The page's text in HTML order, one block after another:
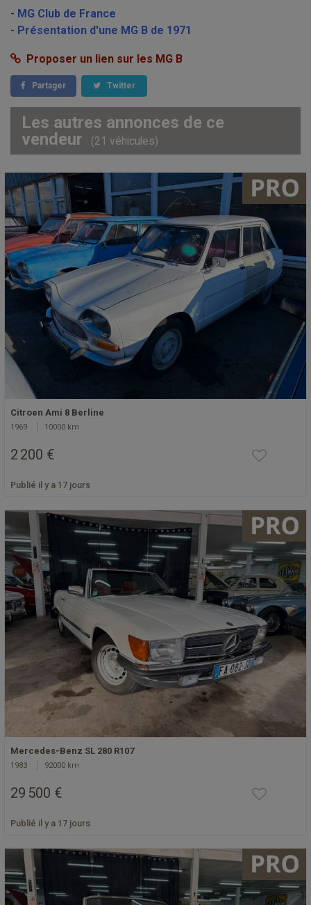
- MG Club de France
- Présentation d'une MG B de 1971
Proposer un lien sur les MG B
Partager Twitter
Les autres annonces de ce
vendeur
(21 véhicules)
Citroen Ami 8 Berline
1969 10000 km
2 200 €
Publié il y a 17 jours
Mercedes-Benz SL 280 R107
1983 92000 km
29 500 €
Publié il y a 17 jours